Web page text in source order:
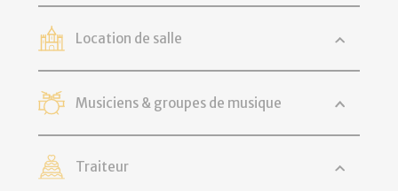
Location de salle
Musiciens & groupes de musique
Traiteur